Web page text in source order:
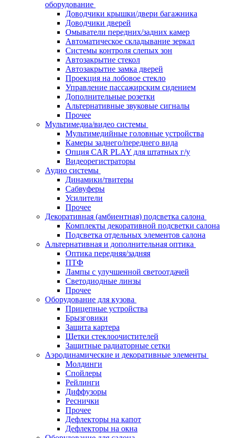
оборудование
Доводчики крышки/двери багажника
Доводчики дверей
Омыватели передних/задних камер
Автоматическое складывание зеркал
Системы контроля слепых зон
Автозакрытие стекол
Автозакрытие замка дверей
Проекция на лобовое стекло
Управление пассажирским сидением
Дополнительные розетки
Альтернативные звуковые сигналы
Прочее
Мультимедиа/видео системы
Мультимедийные головные устройства
Камеры заднего/переднего вида
Опция CAR PLAY для штатных г/у
Видеорегистраторы
Аудио системы
Динамики/твитеры
Сабвуферы
Усилители
Прочее
Декоративная (амбиентная) подсветка салона
Комплекты декоративной подсветки салона
Подсветка отдельных элементов салона
Альтернативная и дополнительная оптика
Оптика передняя/задняя
ПТФ
Лампы с улучшенной светоотдачей
Светодиодные линзы
Прочее
Оборудование для кузова
Прицепные устройства
Брызговики
Защита картера
Щетки стеклоочистителей
Защитные радиаторные сетки
Аэродинамические и декоративные элементы
Молдинги
Спойлеры
Рейлинги
Диффузоры
Реснички
Прочее
Дефлекторы на капот
Дефлекторы на окна